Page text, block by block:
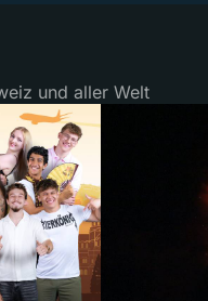
und aller Welt